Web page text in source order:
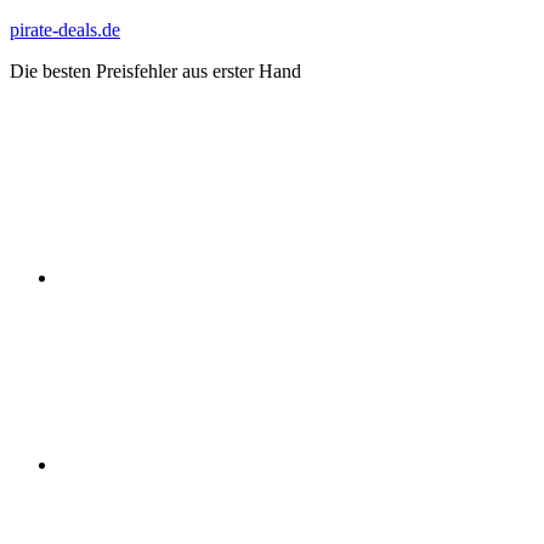
Zum
springen
pirate-deals.de
Die besten Preisfehler aus erster Hand